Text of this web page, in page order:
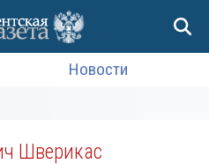
Новости
Шверикас